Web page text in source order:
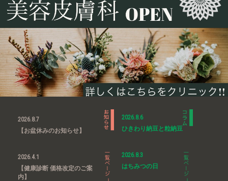
2026.8.7
【お盆休みのお知らせ】
2026.4.1
【健康診断 価格改定のご案
内】
2026.8.6
ひきわり納豆と粒納豆
2026.8.3
はちみつの日